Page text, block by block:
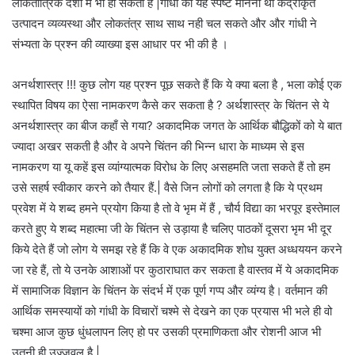
उत्पादन व्यव्यस्था और लोकतंत्र साथ साथ नही चल सकते और और गांधी ने
संभ्यता के प्रश्न की व्याख्या इस आधार पर भी की है ।
अनर्थशास्त्र !!! कुछ लोग यह प्रश्न पूछ सकते हैं कि ये क्या बला है , भला कोई एक
स्थापित विषय का ऐसा नामकरण कैसे कर सकता है ? अर्थशास्त्र के चिंतन से ये
अनर्थशास्त्र का बीज कहाँ से गया? अकादमिक जगत के आर्थिक बौद्धिकों को ये बात
ज्यादा अखर सकती है और वे अपने चिंतन की भिन्न धारा के माध्यम से इस
नामकरण या यू कहें इस व्यांग्यात्मक विरोध के लिए असहमति जता सकते हैं तो हम
उसे सहर्ष स्वीकार करने को तैयार हैं.| वैसे जिन लोगों को लगता है कि ये प्रथम
प्रवेश में ये शब्द हमने प्रयोग किया है तो वे भृम में हैं , चौर्य विद्या का भरपूर इस्तेमाल
करते हुए ये शब्द महात्मा जी के चिंतन से उड़ाया है चलिए पाठकों दूसरा भृम भी दूर
किये देते हैं जो लोग ये समझ रहे हैं कि वे एक अकादमिक शोध युक्त अध्धययन करने
जा रहे हैं, तो ये उनके आशाओं पर कुठाराघात कर सकता है वास्तव में ये अकादमिक
में सामाजिक विज्ञान के चिंतन के संदर्भ में एक पूर्ण गप्प और व्यंग्य है। वर्तमान की
आर्थिक समस्यायों को गांधी के विचारों चश्मे से देखने का एक प्रयास भी भले ही वो
चश्मा आज कुछ धुंधलापन लिए हो पर उसकी प्रमाणिकता और रोशनी आज भी